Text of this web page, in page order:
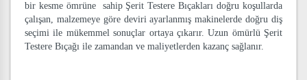
bir kesme ömrüne sahip Şerit Testere Bıçakları doğru koşullarda
çalışan, malzemeye göre deviri ayarlanmış makinelerde doğru diş
seçimi ile mükemmel sonuçlar ortaya çıkarır. Uzun ömürlü Şerit
Testere Bıçağı ile zamandan ve maliyetlerden kazanç sağlanır.